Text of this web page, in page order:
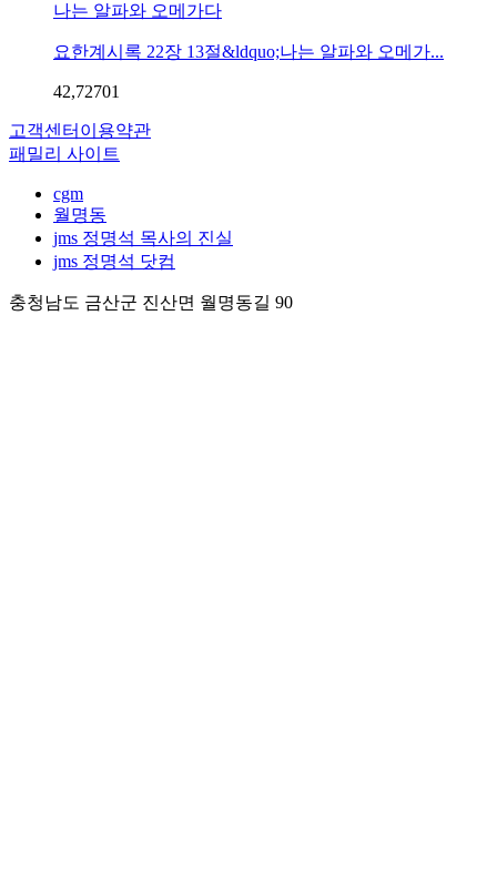
나는 알파와 오메가다
요한계시록 22장 13절&ldquo;나는 알파와 오메가...
42,72701
고객센터 이용약관
패밀리 사이트
cgm
월명동
jms 정명석 목사의 진실
jms 정명석 닷컴
충청남도 금산군 진산면 월명동길 90